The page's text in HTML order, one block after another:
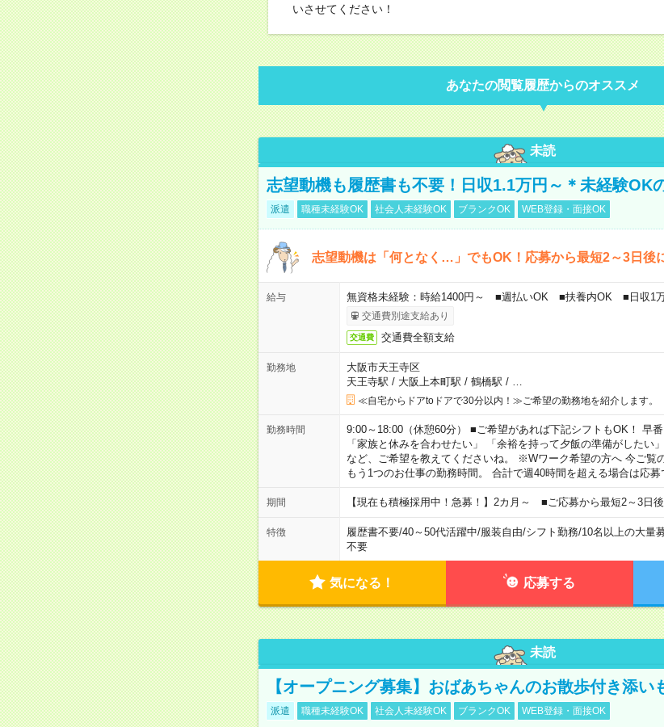
いさせてください！
あなたの閲覧履歴からのオススメ
未読
志望動機も履歴書も不要！日収1.1万円～＊未経験OK
派遣 職種未経験OK 社会人未経験OK ブランクOK WEB登録・面接OK
志望動機は「何となく…」でもOK！応募から最短2～3日後
給与 無資格未経験：時給1400円～ ■週払いOK ■扶養内OK ■日収1
交通費別途支給あり
交通費 交通費全額支給
勤務地
大阪市天王寺区
天王寺駅 / 大阪上本町駅 / 鶴橋駅 /
≪自宅からドアtoドアで30分以内！≫ご希望の勤務地を紹介します。
勤務時間
9:00～18:00（休憩60分） ■ご希望があれば下記シフトもOK！ 早
「家族と休みを合わせたい」 「余裕を持って夕飯の準備がしたい
など、ご希望を教えてくださいね。 ※Wワーク希望の方へ 今ご覧
もう1つのお仕事の勤務時間。 合計で週40時間を超える場合は応募
期間 【現在も積極採用中！急募！】2カ月～ ■ご応募から最短2～3日
特徴 履歴書不要/40～50代活躍中/服装自由/シフト勤務/10名以上の大量
不要
気になる！ 応募する
未読
【オープニング募集】おばあちゃんのお散歩付き添い
派遣 職種未経験OK 社会人未経験OK ブランクOK WEB登録・面接OK